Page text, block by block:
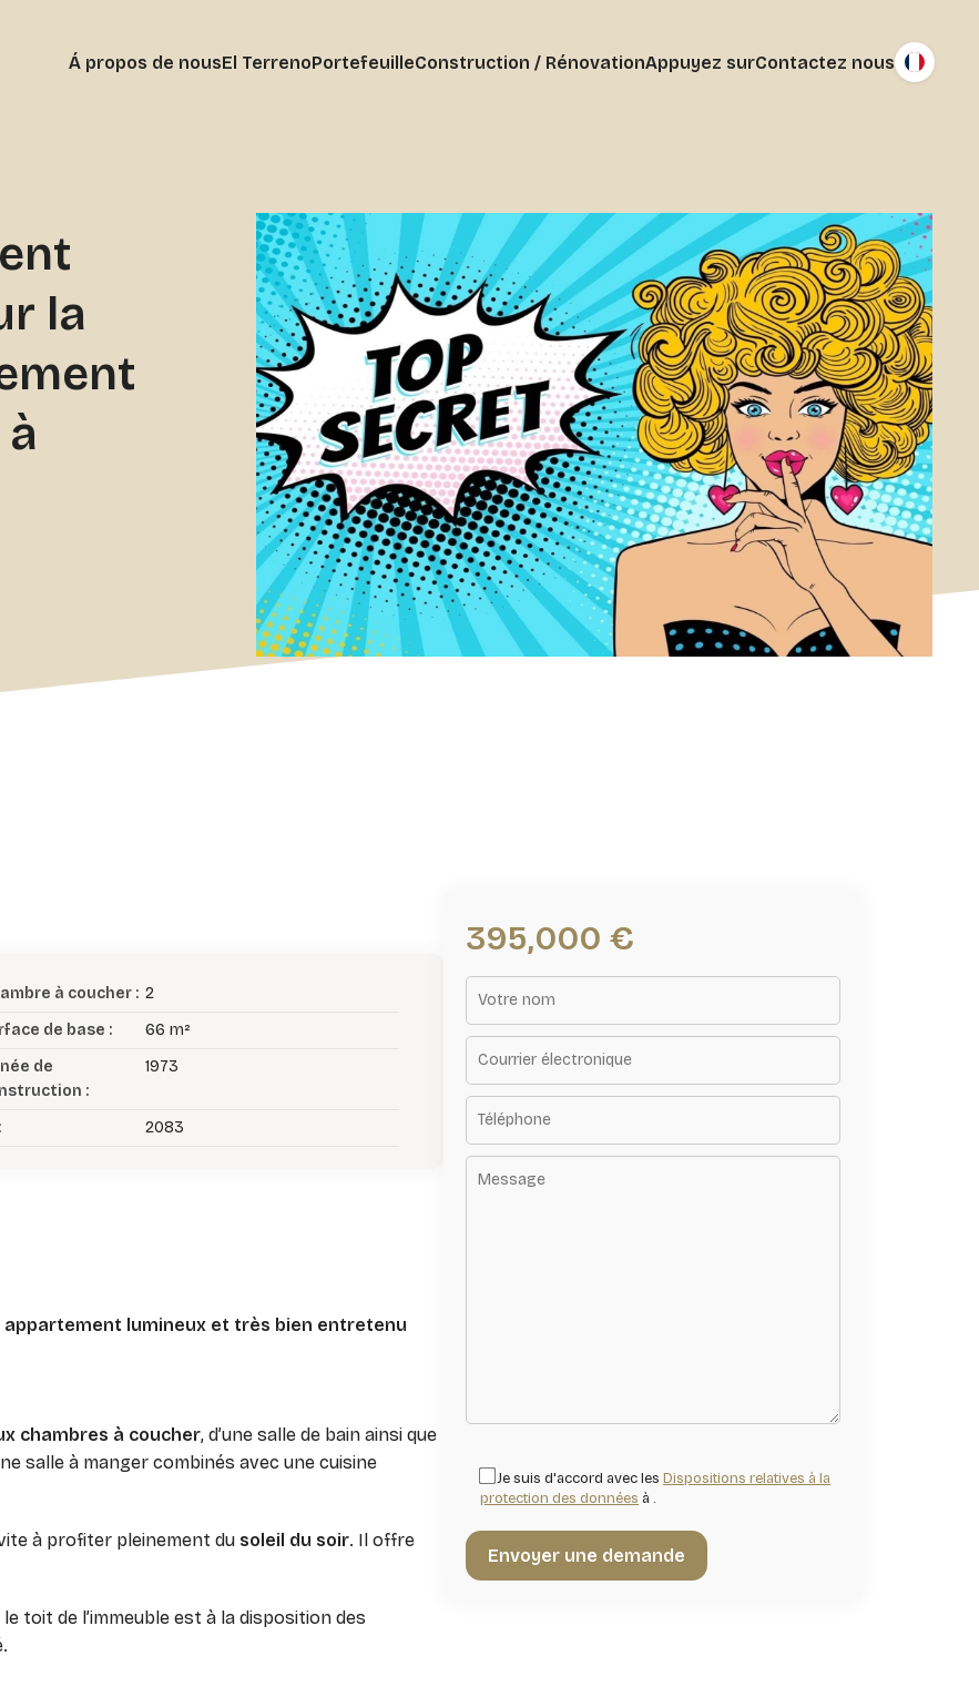
Á propos de nousEl TerrenoPortefeuilleConstruction / RénovationAppuyez surContactez nous
la
à coucher : 2
de base :
66 m²
de
:
1973
2083
appartement lumineux et très bien entretenu
chambres à coucher, d’une salle de bain ainsi que
salle à manger combinés avec une cuisine
à profiter pleinement du soleil du soir. Il offre
toit de l’immeuble est à la disposition des
395,000 €
Je suis d'accord avec les Dispositions relatives à la
protection des données à .